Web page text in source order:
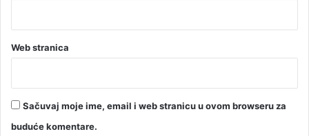
Web stranica
Sačuvaj moje ime, email i web stranicu u ovom browseru za
buduće komentare.